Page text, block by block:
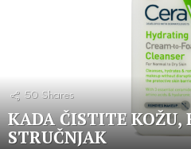
50 Shares
KADA ČISTITE KOŽU,
STRUČNJAK